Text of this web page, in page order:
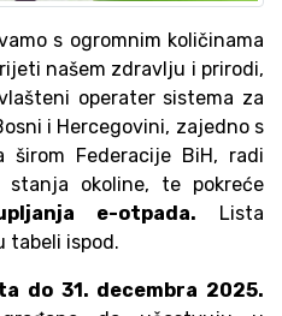
s ogromnim količinama
našem zdravlju i prirodi,
operater sistema za
i Hercegovini, zajedno s
širom Federacije BiH, radi
okoline, te pokreće
e-otpada. Lista
tabeli ispod.
do 31. decembra 2025.